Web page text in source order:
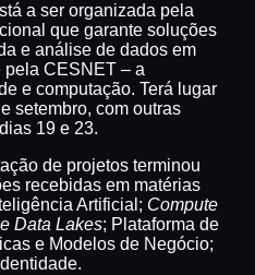
a ser organizada pela
que garante soluções
e análise de dados em
pela CESNET – a
e computação. Terá lugar
setembro, com outras
19 e 23.
de projetos terminou
recebidas em matérias
Artificial; Compute
Data Lakes; Plataforma de
e Modelos de Negócio;